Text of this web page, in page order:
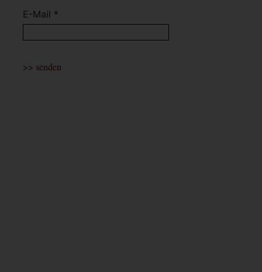
E-Mail *